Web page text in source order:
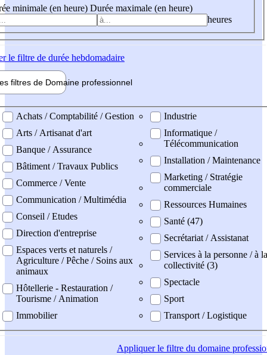
minimale (en heure) Durée maximale (en heure)
heures
le filtre de durée hebdomadaire
filtres de Domaine professionnel
professionel
Achats / Comptabilité / Gestion
Arts / Artisanat d'art
Banque / Assurance
Bâtiment / Travaux Publics
Commerce / Vente
Communication / Multimédia
Conseil / Etudes
Direction d'entreprise
Espaces verts et naturels /
Agriculture / Pêche / Soins aux
animaux
Hôtellerie - Restauration /
Tourisme / Animation
Immobilier
Industrie
Informatique /
Télécommunication
Installation / Maintenance
Marketing / Stratégie
commerciale
Ressources Humaines
Santé (47)
Secrétariat / Assistanat
Services à la personne / à la
collectivité (3)
Spectacle
Sport
Transport / Logistique
Appliquerle filtre du domaine